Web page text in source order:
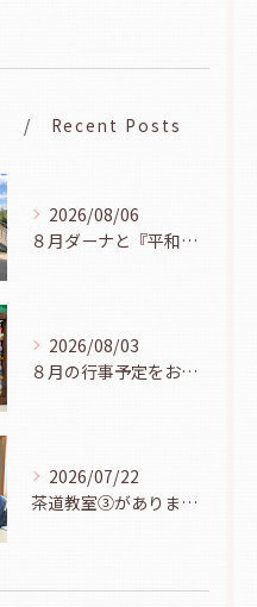
Recent Posts
2026/08/06
８月ダーナと『平和の鐘を鳴らそう』（幼児組、８月６日）
2026/08/03
８月の行事予定をお知らせします
2026/07/22
茶道教室③がありました（年長児、７月２１日）